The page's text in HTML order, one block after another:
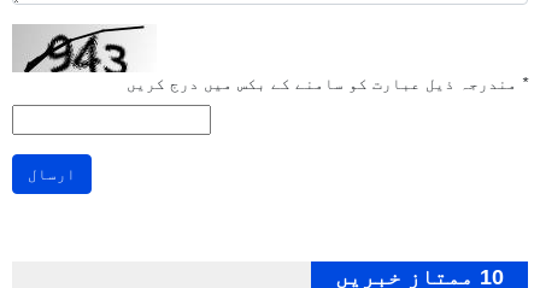
* مندرجہ ذیل عبارت کو سامنے کے بکس میں درج کریں
ارسال
10 ممتاز خبریں